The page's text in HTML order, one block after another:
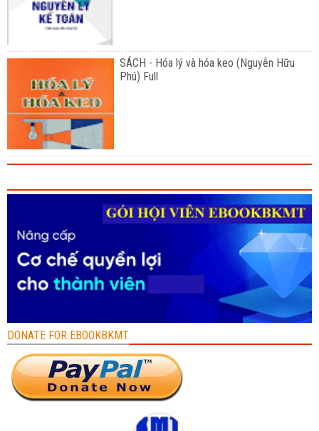
SÁCH - Hóa lý và hóa keo (Nguyễn Hữu
Phú) Full
DONATE FOR EBOOKBKMT